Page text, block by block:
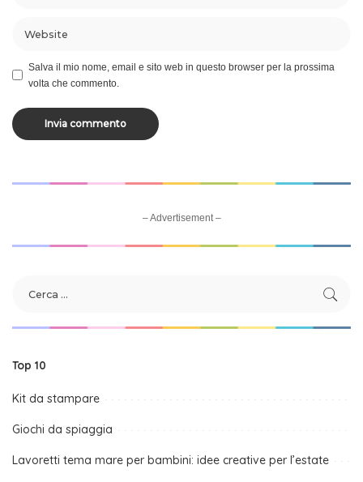
Salva il mio nome, email e sito web in questo browser per la prossima
volta che commento.
– Advertisement –
Top 10
Kit da stampare
Giochi da spiaggia
Lavoretti tema mare per bambini: idee creative per l’estate